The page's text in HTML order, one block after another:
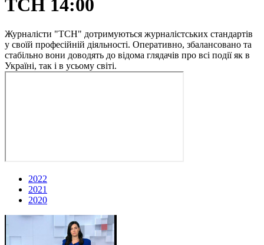
ТСН 14:00
Журналісти "ТСН" дотримуються журналістських стандартів
у своїй професійній діяльності. Оперативно, збалансовано та
стабільно вони доводять до відома глядачів про всі події як в
Україні, так і в усьому світі.
2022
2021
2020